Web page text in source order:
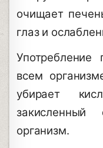
очищает
глаз и
Употребление
всем
убирает
закисленный
организм.